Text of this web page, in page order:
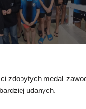
zdobytych medali
udanych.